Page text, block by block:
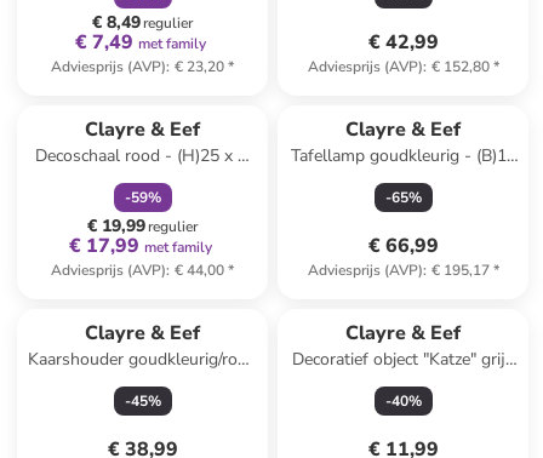
€ 8,49regulier
€ 7,49 met family
Adviesprijs (AVP): € 23,20*
€ 42,99
Adviesprijs (AVP): € 152,80*
Clayre & Eef
Decoschaal rood - (H)25 x Ø
17 cm
-59%
€ 19,99regulier
€ 17,99 met family
Adviesprijs (AVP): € 44,00*
Clayre & Eef
Tafellamp goudkleurig - (B)19
x (H)35 x (D)27 cm
-65%
€ 66,99
Adviesprijs (AVP): € 195,17*
Clayre & Eef
Kaarshouder goudkleurig/rood
- (B)16 x (H)33 x (D)9 cm
-45%
€ 38,99
Clayre & Eef
Decoratief object "Katze" grijs
- (B)20 x (H)24 x (D)8 cm
-40%
€ 11,99